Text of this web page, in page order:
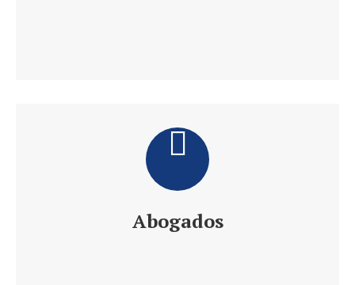
Abogados